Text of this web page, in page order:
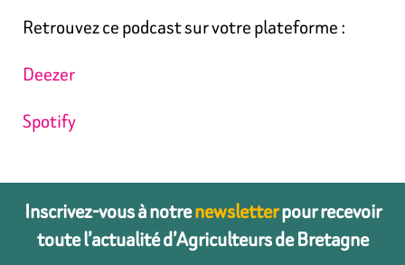
Retrouvez ce podcast sur votre plateforme :
Deezer
Spotify
Inscrivez-vous à notrenewsletterpour recevoir
toute l’actualité d’Agriculteurs de Bretagne